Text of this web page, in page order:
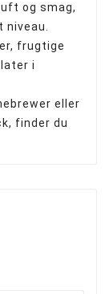
og smag,
frugtige
i
eller
finder du